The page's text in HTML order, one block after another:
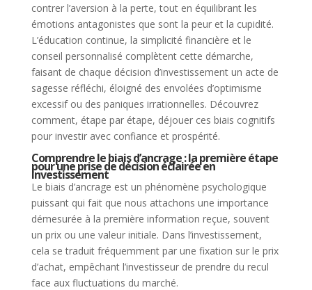
contrer l’aversion à la perte, tout en équilibrant les
émotions antagonistes que sont la peur et la cupidité.
L’éducation continue, la simplicité financière et le
conseil personnalisé complètent cette démarche,
faisant de chaque décision d’investissement un acte de
sagesse réfléchi, éloigné des envolées d’optimisme
excessif ou des paniques irrationnelles. Découvrez
comment, étape par étape, déjouer ces biais cognitifs
pour investir avec confiance et prospérité.
Comprendre le biais d’ancrage : la première étape
pour une prise de décision éclairée en
investissement
Le biais d’ancrage est un phénomène psychologique
puissant qui fait que nous attachons une importance
démesurée à la première information reçue, souvent
un prix ou une valeur initiale. Dans l’investissement,
cela se traduit fréquemment par une fixation sur le prix
d’achat, empêchant l’investisseur de prendre du recul
face aux fluctuations du marché.